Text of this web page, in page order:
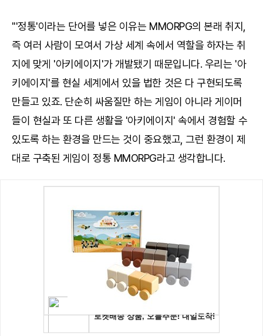
"'정통'이라는 단어를 넣은 이유는 MMORPG의 본래 취지,
즉 여러 사람이 모여서 가상 세계 속에서 역할을 하자는 취
지에 맞게 '아키에이지'가 개발됐기 때문입니다. 우리는 '아
키에이지'를 현실 세계에서 있을 법한 것은 다 구현되도록
만들고 있죠. 단순히 싸움질만 하는 게임이 아니라 게이머
들이 현실과 또 다른 생활을 '아키에이지' 속에서 경험할 수
있도록 하는 환경을 만드는 것이 중요했고, 그런 환경이 제
대로 구축된 게임이 정통 MMORPG라고 생각합니다.